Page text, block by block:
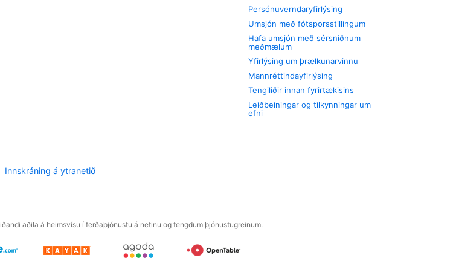
Persónuverndaryfirlýsing
Umsjón með fótsporsstillingum
Hafa umsjón með sérsniðnum
meðmælum
Yfirlýsing um þrælkunarvinnu
Mannréttindayfirlýsing
Tengiliðir innan fyrirtækisins
Leiðbeiningar og tilkynningar um
efni
Innskráning á ytranetið
aðila á heimsvísu í ferðaþjónustu á netinu og tengdum þjónustugreinum.